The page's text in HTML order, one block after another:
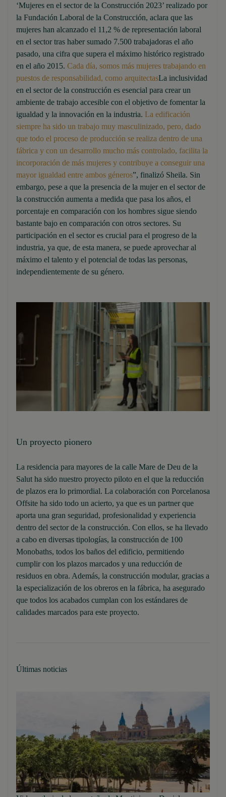
‘Mujeres en el sector de la Construcción 2023’ realizado por
la Fundación Laboral de la Construcción, aclara que las
mujeres han alcanzado el 11,2 % de representación laboral
en el sector tras haber sumado 7.500 trabajadoras el año
pasado, una cifra que supera el máximo histórico registrado
en el año 2015. Cada día, somos más mujeres trabajando en
puestos de responsabilidad, como arquitectasLa inclusividad
en el sector de la construcción es esencial para crear un
ambiente de trabajo accesible con el objetivo de fomentar la
igualdad y la innovación en la industria. La edificación
siempre ha sido un trabajo muy masculinizado, pero, dado
que todo el proceso de producción se realiza dentro de una
fábrica y con un desarrollo mucho más controlado, facilita la
incorporación de más mujeres y contribuye a conseguir una
mayor igualdad entre ambos géneros”, finalizó Sheila. Sin
embargo, pese a que la presencia de la mujer en el sector de
la construcción aumenta a medida que pasa los años, el
porcentaje en comparación con los hombres sigue siendo
bastante bajo en comparación con otros sectores. Su
participación en el sector es crucial para el progreso de la
industria, ya que, de esta manera, se puede aprovechar al
máximo el talento y el potencial de todas las personas,
independientemente de su género.
Un proyecto pionero
La residencia para mayores de la calle Mare de Deu de la
Salut ha sido nuestro proyecto piloto en el que la reducción
de plazos era lo primordial. La colaboración con Porcelanosa
Offsite ha sido todo un acierto, ya que es un partner que
aporta una gran seguridad, profesionalidad y experiencia
dentro del sector de la construcción. Con ellos, se ha llevado
a cabo en diversas tipologías, la construcción de 100
Monobaths, todos los baños del edificio, permitiendo
cumplir con los plazos marcados y una reducción de
residuos en obra. Además, la construcción modular, gracias a
la especialización de los obreros en la fábrica, ha asegurado
que todos los acabados cumplan con los estándares de
calidades marcados para este proyecto.
Últimas noticias